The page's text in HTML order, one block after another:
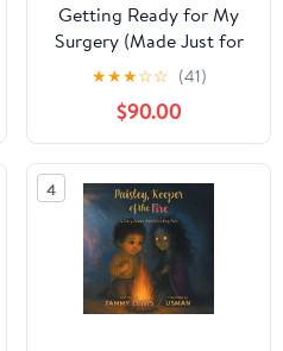
Getting Ready for My
Surgery (Made Just for
TODDLERS): Preparing
Kids for Anesthesia
(Getting Ready for
(Made Just for
TODDLERS))
★★★☆☆ (41)
$90.00
4